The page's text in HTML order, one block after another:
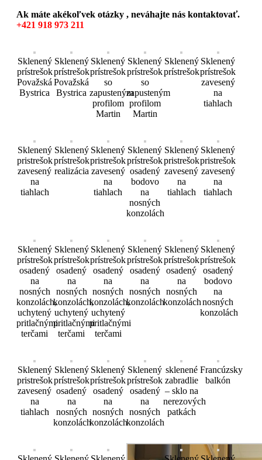
Ak máte akékoľvek otázky , neváhajte nás kontaktovať.
+421 918 973 211
Sklenený
prístrešok
Považská
Bystrica
Sklenený
prístrešok
Považská
Bystrica
Sklenený
prístrešok
so
zapusteným
profilom
Martin
Sklenený
prístrešok
so
zapusteným
profilom
Martin
Sklenený
prístrešok
Sklenený
prístrešok
zavesený
na
tiahlach
Sklenený
pristrešok
zavesený
na
tiahlach
Sklenený
prístrešok
realizácia
Sklenený
pristrešok
zavesený
na
tiahlach
Sklenený
prístrešok
osadený
bodovo
na
nosných
konzolách
Sklenený
pristrešok
zavesený
na
tiahlach
Sklenený
pristrešok
zavesený
na
tiahlach
Sklenený
prístrešok
osadený
na
nosných
konzolách,
uchytený
pritlačnými
terčami
Sklenený
prístrešok
osadený
na
nosných
konzolách,
uchytený
pritlačnými
terčami
Sklenený
prístrešok
osadený
na
nosných
konzolách,
uchytený
pritlačnými
terčami
Sklenený
prístrešok
osadený
na
nosných
konzolách
Sklenený
prístrešok
osadený
na
nosných
konzolách
Sklenený
prístrešok
osadený
bodovo
na
nosných
konzolách
Sklenený
pristrešok
zavesený
na
tiahlach
Sklenený
prístrešok
osadený
na
nosných
konzolách
Sklenený
prístrešok
osadený
na
nosných
konzolách
Sklenený
prístrešok
osadený
na
nosných
konzolách
sklenené
zabradlie
– sklo na
nerezových
patkách
Francúzsky
balkón